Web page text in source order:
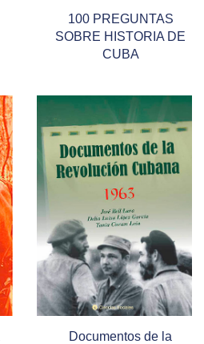
100 PREGUNTAS
SOBRE HISTORIA DE
CUBA
Documentos de la